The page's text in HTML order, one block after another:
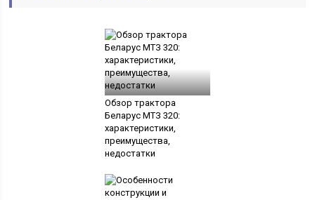
Обзор трактора
Беларус МТЗ 320:
характеристики,
преимущества,
недостатки